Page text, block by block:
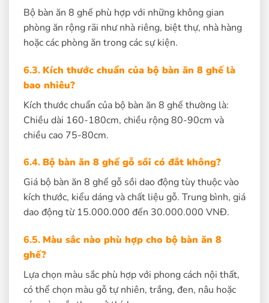
Bộ bàn ăn 8 ghế phù hợp với những không gian
phòng ăn rộng rãi như nhà riêng, biệt thự, nhà hàng
hoặc các phòng ăn trong các sự kiện.
6.3. Kích thước chuẩn của bộ bàn ăn 8 ghế là
bao nhiêu?
Kích thước chuẩn của bộ bàn ăn 8 ghế thường là:
Chiều dài 160-180cm, chiều rộng 80-90cm và
chiều cao 75-80cm.
6.4. Bộ bàn ăn 8 ghế gỗ sồi có đắt không?
Giá bộ bàn ăn 8 ghế gỗ sồi dao động tùy thuộc vào
kích thước, kiểu dáng và chất liệu gỗ. Trung bình, giá
dao động từ 15.000.000 đến 30.000.000 VNĐ.
6.5. Màu sắc nào phù hợp cho bộ bàn ăn 8
ghế?
Lựa chọn màu sắc phù hợp với phong cách nội thất,
có thể chọn màu gỗ tự nhiên, trắng, đen, nâu hoặc